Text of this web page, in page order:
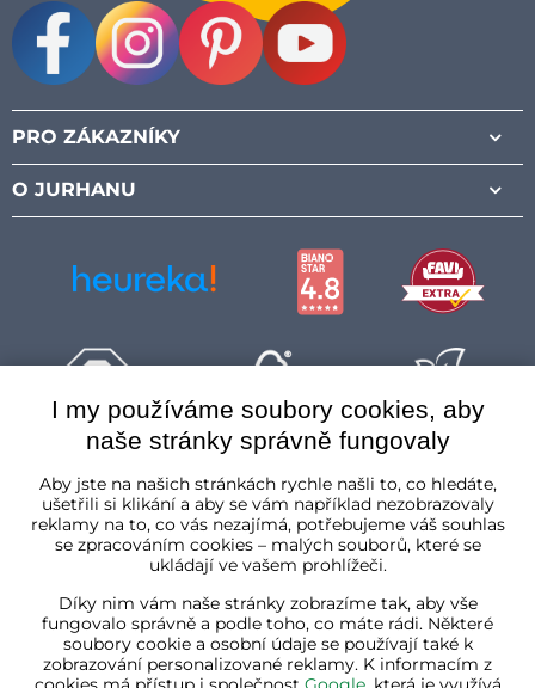
PRO ZÁKAZNÍKY
O JURHANU
I my používáme soubory cookies, aby
naše stránky správně fungovaly
Aby jste na našich stránkách rychle našli to, co hledáte,
ušetřili si klikání a aby se vám například nezobrazovaly
reklamy na to, co vás nezajímá, potřebujeme váš souhlas
se zpracováním cookies – malých souborů, které se
ukládají ve vašem prohlížeči.
Díky nim vám naše stránky zobrazíme tak, aby vše
fungovalo správně a podle toho, co máte rádi. Některé
soubory cookie a osobní údaje se používají také k
zobrazování personalizované reklamy. K informacím z